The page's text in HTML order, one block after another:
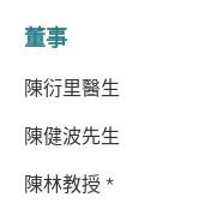
董事
陳衍里醫生
陳健波先生
陳林教授 *